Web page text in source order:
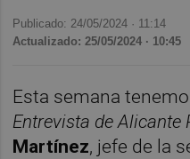
Publicado: 24/05/2024 · 11:14
Actualizado: 25/05/2024 · 10:45
Esta semana
Entrevista de Alicante
Martínez, jefe de la